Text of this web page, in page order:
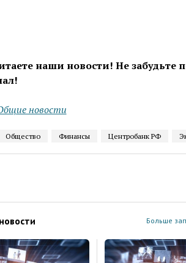
наши новости! Не забудьте
новости
Общество Финансы Центробанк РФ
Больше